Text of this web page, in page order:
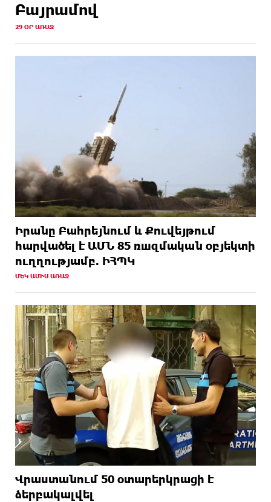
Բայրամով
29 ՕՐ ԱՌԱՋ
Իրանը Բահրեյնում և Քուվեյթում
hարվածել է ԱՄՆ 85 ռшզմական օբյեկտի
ուղղությամբ. ԻՀՊԿ
ՄԵԿ ԱՄԻՍ ԱՌԱՋ
Վրաստանում 50 օտարերկրացի է
ձերբակալվել